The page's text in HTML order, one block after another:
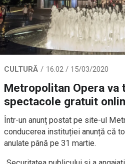
CULTURĂ 16:02 / 15/03/2020
Metropolitan Opera va
spectacole gratuit
Într-un anunț postat pe site-ul
conducerea instituției anunță că
anulate până pe 31 martie.